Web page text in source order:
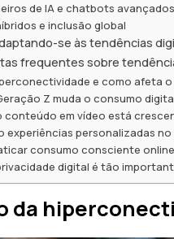
de IA e chatbots
e inclusão global
se às tendências
frequentes sobre
e como afeta o
Z muda o consumo
conteúdo em vídeo está
experiências personalizadas
consumo consciente
digital é tão
da